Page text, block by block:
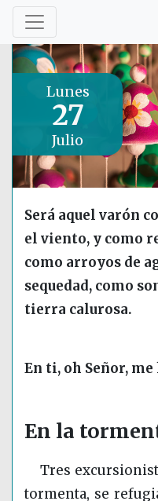
Lunes
27
Julio
Será aquel varón
el viento, y como
como arroyos de
sequedad, como
tierra calurosa.
En ti, oh Señor,
En la
Tres
tormenta, se